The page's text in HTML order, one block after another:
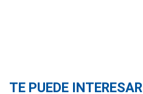
TE PUEDE INTERESAR